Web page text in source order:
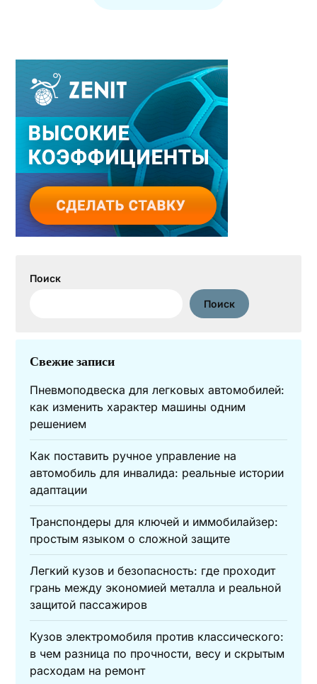
Поиск
Поиск
Свежие записи
Пневмоподвеска для легковых автомобилей:
как изменить характер машины одним
решением
Как поставить ручное управление на
автомобиль для инвалида: реальные истории
адаптации
Транспондеры для ключей и иммобилайзер:
простым языком о сложной защите
Легкий кузов и безопасность: где проходит
грань между экономией металла и реальной
защитой пассажиров
Кузов электромобиля против классического:
в чем разница по прочности, весу и скрытым
расходам на ремонт